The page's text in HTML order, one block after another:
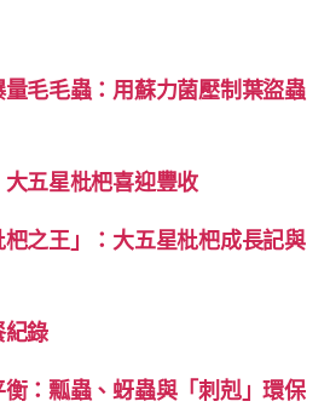
量毛毛蟲：用蘇力菌壓制葉盜蟲
五星枇杷喜迎豐收
之王」：大五星枇杷成長記與
錄
：瓢蟲、蚜蟲與「刺剋」環保